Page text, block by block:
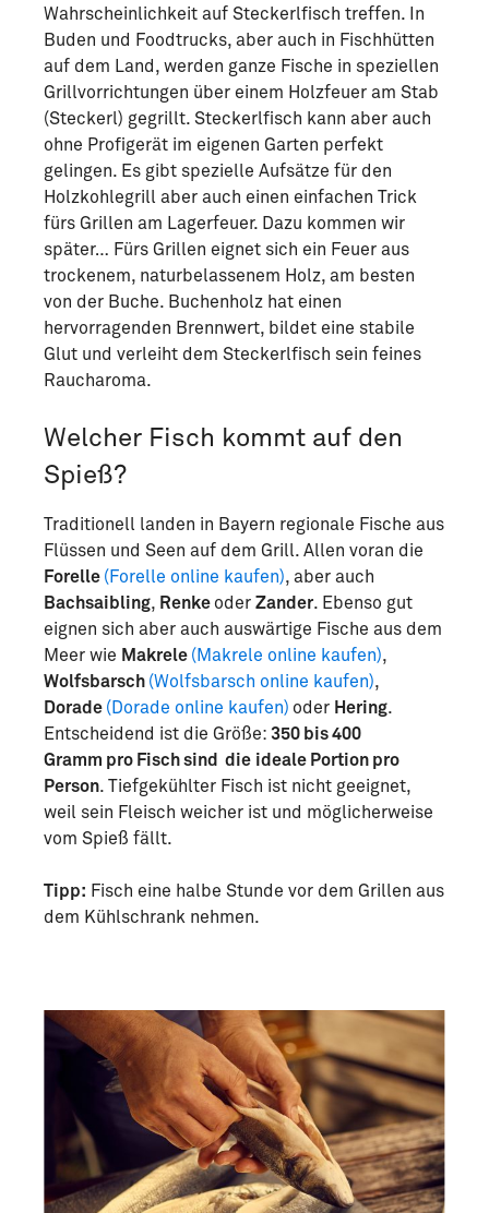
Wahrscheinlichkeit auf Steckerlfisch treffen. In
Buden und Foodtrucks, aber auch in Fischhütten
auf dem Land, werden ganze Fische in speziellen
Grillvorrichtungen über einem Holzfeuer am Stab
(Steckerl) gegrillt. Steckerlfisch kann aber auch
ohne Profigerät im eigenen Garten perfekt
gelingen. Es gibt spezielle Aufsätze für den
Holzkohlegrill aber auch einen einfachen Trick
fürs Grillen am Lagerfeuer. Dazu kommen wir
später… Fürs Grillen eignet sich ein Feuer aus
trockenem, naturbelassenem Holz, am besten
von der Buche. Buchenholz hat einen
hervorragenden Brennwert, bildet eine stabile
Glut und verleiht dem Steckerlfisch sein feines
Raucharoma.
Welcher Fisch kommt auf den
Spieß?
Traditionell landen in Bayern regionale Fische aus
Flüssen und Seen auf dem Grill. Allen voran die
Forelle (Forelle online kaufen), aber auch
Bachsaibling, Renkeoder Zander. Ebenso gut
eignen sich aber auch auswärtige Fische aus dem
Meer wie Makrele (Makrele online kaufen),
Wolfsbarsch (Wolfsbarsch online kaufen),
Dorade (Dorade online kaufen) oder Hering.
Entscheidend ist die Größe: 350 bis 400
Gramm pro Fisch sind die ideale Portion pro
Person. Tiefgekühlter Fisch ist nicht geeignet,
weil sein Fleisch weicher ist und möglicherweise
vom Spieß fällt.
Tipp: Fisch eine halbe Stunde vor dem Grillen aus
dem Kühlschrank nehmen.